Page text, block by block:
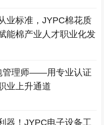
业标准，JYPC棉花质
能棉产业人才职业化发
管理师——用专业认证
业上升通道
器！JYPC电子设备工